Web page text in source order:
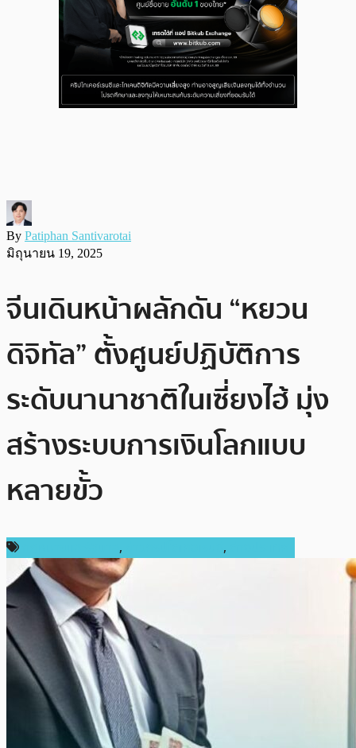
By Patiphan Santivarotai
มิถุนายน 19, 2025
จีนเดินหน้าผลักดัน “หยวน
ดิจิทัล” ตั้งศูนย์ปฏิบัติการ
ระดับนานาชาติในเซี่ยงไฮ้ มุ่ง
สร้างระบบการเงินโลกแบบ
หลายขั้ว
, ,